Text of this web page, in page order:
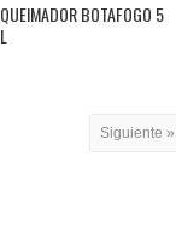
QUEIMADOR BOTAFOGO 5
L
Siguiente »